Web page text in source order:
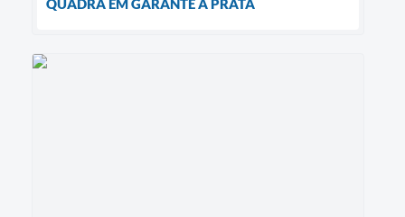
QUADRA EM GARANTE A PRATA